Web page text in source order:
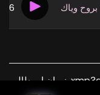
6
نوران ابو طالب, xmp3a, تحميل, البومات, اغاني نوران ابو طالب,